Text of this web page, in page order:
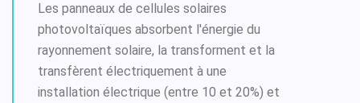
Les panneaux de cellules solaires
photovoltaïques absorbent l'énergie du
rayonnement solaire, la transforment et la
transfèrent électriquement à une
installation électrique (entre 10 et 20%) et